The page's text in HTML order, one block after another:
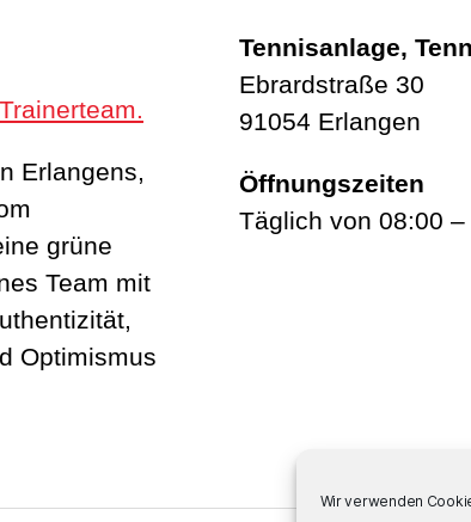
Wir verwenden
Trainerteam.
Erlangens,
grüne
Team mit
Optimismus
Tennisanlage,
Ebrardstraße 30
91054 Erlangen
Öffnungszeiten
Täglich von 08:00